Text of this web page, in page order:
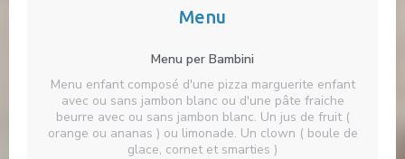
Menu
Menu per Bambini
Menu enfant composé d'une pizza marguerite enfant
avec ou sans jambon blanc ou d'une pâte fraiche
beurre avec ou sans jambon blanc. Un jus de fruit (
orange ou ananas ) ou limonade. Un clown ( boule de
glace, cornet et smarties )